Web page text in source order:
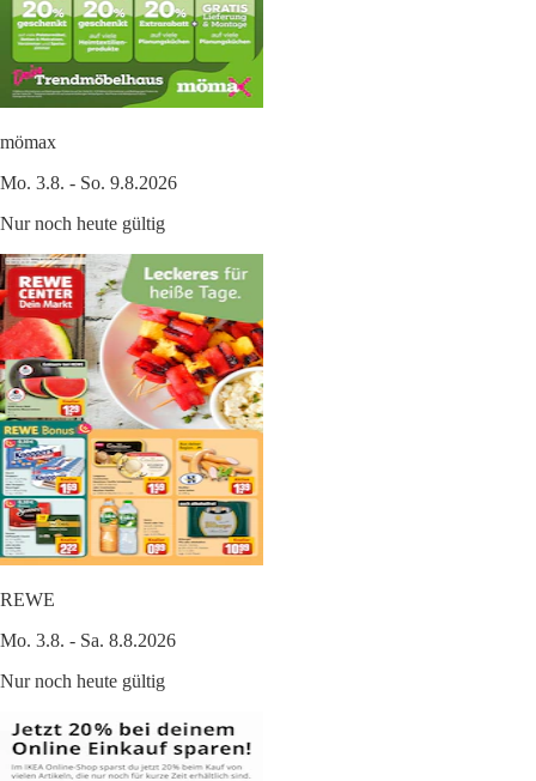
mömax
Mo. 3.8. - So. 9.8.2026
Nur noch heute gültig
REWE
Mo. 3.8. - Sa. 8.8.2026
Nur noch heute gültig